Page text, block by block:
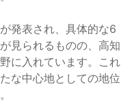
発表され、具体的な6
見られるものの、高知
に入れています。これ
な中心地としての地位